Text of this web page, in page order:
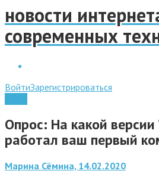
новости
современных
ВойтиЗарегистрироваться
Опрос: На какой
работал ваш первый
Марина Сёмина, 14.02.2020